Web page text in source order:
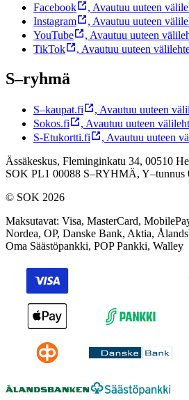
Facebook
, Avautuu uuteen
Instagram
, Avautuu uuteen
YouTube
, Avautuu uuteen
TikTok
, Avautuu uuteen
S–ryhmä
S–kaupat.fi , Avautuu uuteen
Sokos.fi
, Avautuu uuteen
S-Etukortti.fi
, Avautuu uuteen
Ässäkeskus, Fleminginkatu 34, 00510
SOK PL1 00088 S–RYHMÄ, Y–tunnus
© SOK 2026
Maksutavat: Visa, MasterCard,
Nordea, OP, Danske Bank, Aktia,
Oma Säästöpankki, POP Pankki, Walley